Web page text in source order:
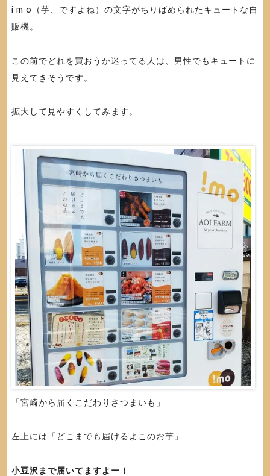
i m o（芋、ですよね）の文字がちりばめられたキュートな自
販機。
この前でどれを買おうか迷ってる人は、男性でもキュートに
見えてきそうです。
拡大して見やすくしてみます。
「宮崎から届くこだわりさつまいも」
左上には「どこまでも届けるよこのお芋」
小豆沢まで届いてますよー！